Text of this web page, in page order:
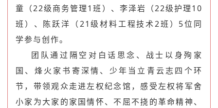
童（22级商务管理1班）、李泽岩（22级护理10
班）、陈跃洋（21级材料工程技术2班）5位同
学参与创作。
团队通过隔空对白话思念、战士以身殉家
国、烽火家书寄深情、少年当立青云志四个环
节，带领观众走进左权纪念馆，感受左权将军舍
小家为大家的家国情怀、不屈不挠的革命精神、